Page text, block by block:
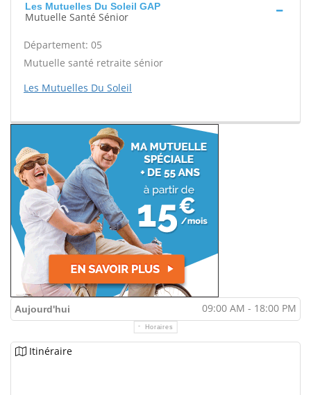
Les Mutuelles Du Soleil GAP
Mutuelle Santé Sénior
Département: 05
Mutuelle santé retraite sénior
Les Mutuelles Du Soleil
Aujourd'hui 09:00 AM - 18:00 PM
Horaires
Itinéraire